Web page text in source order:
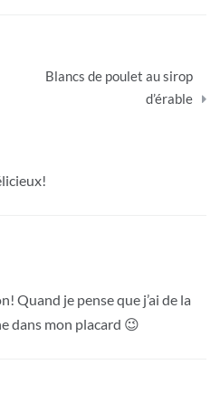
Blancs de poulet au sirop
d’érable
Quand je pense que j’ai de la
dans mon placard 😉